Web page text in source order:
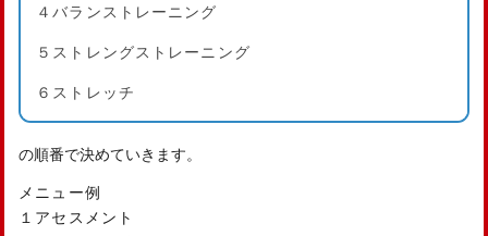
４バランストレーニング
５ストレングストレーニング
６ストレッチ
の順番で決めていきます。
メニュー例
１アセスメント